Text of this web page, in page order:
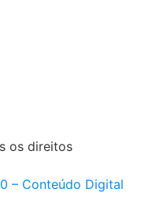
os direitos
– Conteúdo Digital